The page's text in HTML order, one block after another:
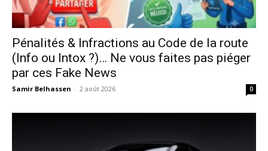
Pénalités & Infractions au Code de la route
(Info ou Intox ?)… Ne vous faites pas piéger
par ces Fake News
Samir Belhassen - 2 août 2026 0